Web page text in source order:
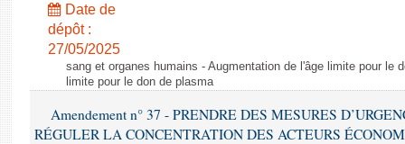
Date de
dépôt :
27/05/2025
sang et organes humains - Augmentation de l'âge limite pour le
limite pour le don de plasma
Amendement n° 37 - PRENDRE DES MESURES
RÉGULER LA CONCENTRATION DES ACTEURS